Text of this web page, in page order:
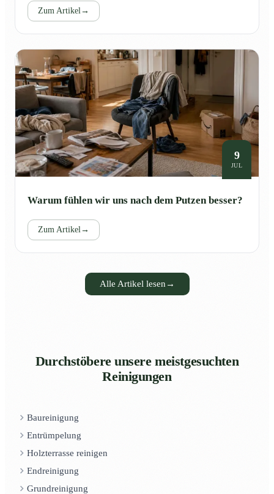
Zum Artikel →
9
JUL
Warum fühlen wir uns nach dem Putzen besser?
Zum Artikel →
Alle Artikel lesen →
Durchstöbere unsere meistgesuchten
Reinigungen
Baureinigung
Entrümpelung
Holzterrasse reinigen
Endreinigung
Grundreinigung